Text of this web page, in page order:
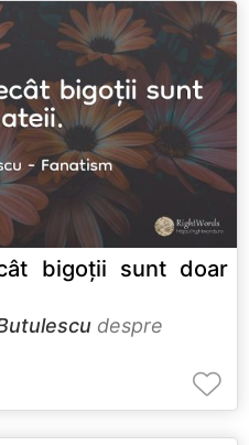
bigoții sunt doar
despre